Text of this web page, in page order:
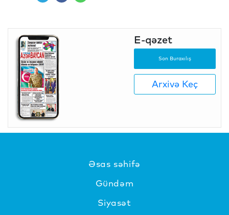
E-qəzet
Son Buraxılış
Arxivə Keç
Əsas səhifə
Gündəm
Siyasət